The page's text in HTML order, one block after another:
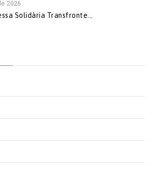
2026
Solidària Transfronte...